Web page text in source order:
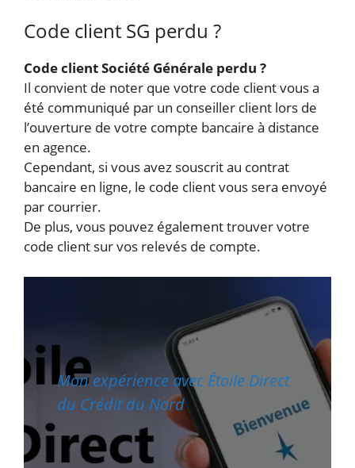
Code client SG perdu ?
Code client Société Générale perdu ?
Il convient de noter que votre code client vous a
été communiqué par un conseiller client lors de
l’ouverture de votre compte bancaire à distance
en agence.
Cependant, si vous avez souscrit au contrat
bancaire en ligne, le code client vous sera envoyé
par courrier.
De plus, vous pouvez également trouver votre
code client sur vos relevés de compte.
Mon expérience avec Étoile Direct
du Crédit du Nord